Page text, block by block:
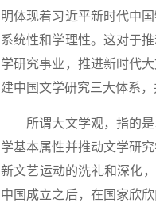
明体现着习近平新时代中
系统性和学理性。这对于
学研究事业，推进新时代
建中国文学研究三大体系
所谓大文学观，指的是
学基本属性并推动文学研
新文艺运动的洗礼和深化
中国成立之后，在国家欣